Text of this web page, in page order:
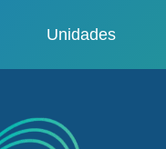
Unidades